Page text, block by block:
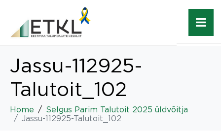
Jassu-112925-
Talutoit_102
Home
Selgus Parim Talutoit 2025 üldvõitja
Jassu-112925-Talutoit_102